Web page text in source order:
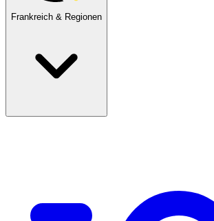
Frankreich & Regionen